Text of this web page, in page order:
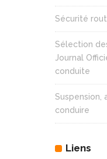
Sécurité
Sélection
Journal
conduite
Suspension,
conduire
Liens